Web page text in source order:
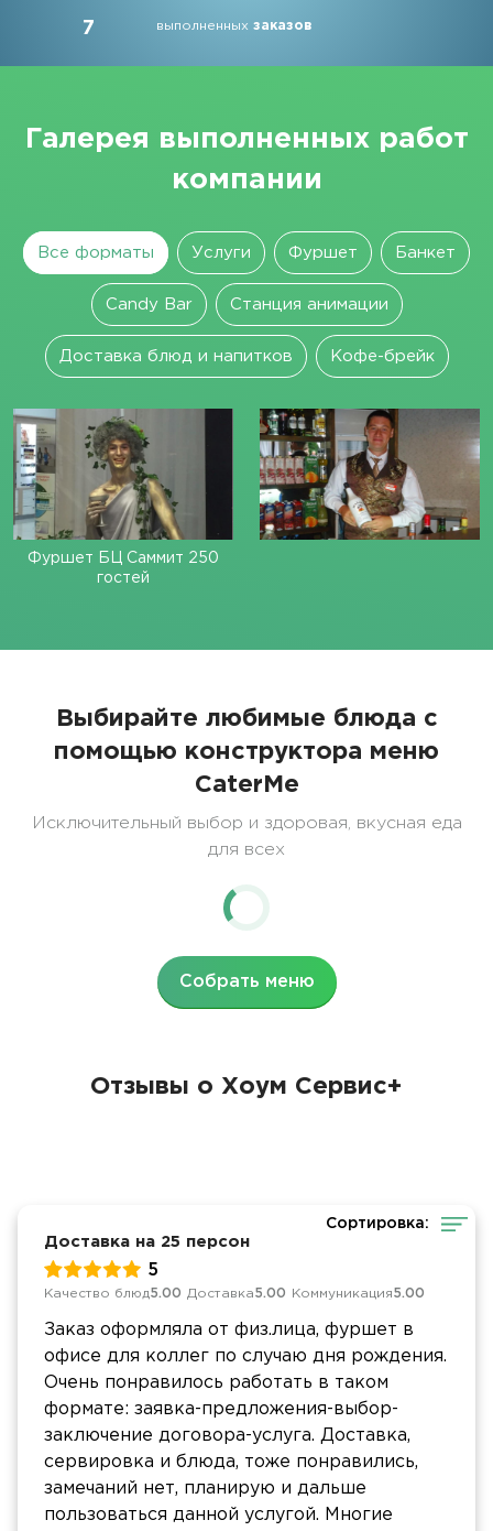
7 выполненныхзаказов
Галерея выполненных работ
компании
Все форматы Услуги Фуршет Банкет
Candy Bar Станция анимации
Доставка блюд и напитков Кофе-брейк
Фуршет БЦ Саммит 250
гостей
Выбирайте любимые блюда с
помощью конструктора меню
CaterMe
Исключительный выбор и здоровая, вкусная еда
для всех
Собрать меню
Отзывы о Хоум Сервис+
Сортировка:
Доставка на 25 персон
5
Качество блюд5.00 Доставка5.00 Коммуникация5.00
Заказ оформляла от физ.лица, фуршет в
офисе для коллег по случаю дня рождения.
Очень понравилось работать в таком
формате: заявка-предложения-выбор-
заключение договора-услуга. Доставка,
сервировка и блюда, тоже понравились,
замечаний нет, планирую и дальше
пользоваться данной услугой. Многие